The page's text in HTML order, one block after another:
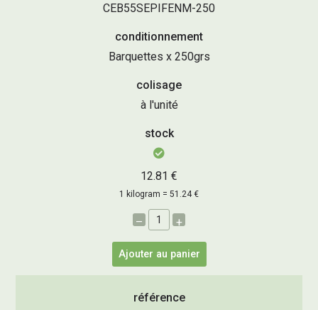
CEB55SEPIFENM-250
conditionnement
Barquettes x 250grs
colisage
à l'unité
stock
12.81 €
1 kilogram = 51.24 €
– +
Ajouter au panier
référence